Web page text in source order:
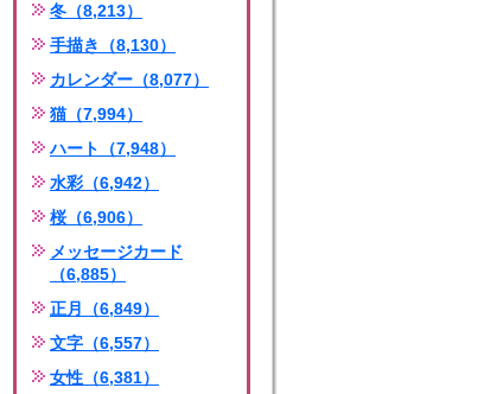
冬（8,213）
手描き（8,130）
カレンダー（8,077）
猫（7,994）
ハート（7,948）
水彩（6,942）
桜（6,906）
メッセージカード
（6,885）
正月（6,849）
文字（6,557）
女性（6,381）